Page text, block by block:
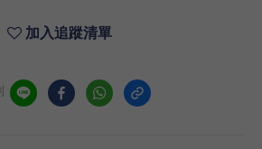
加入追蹤清單